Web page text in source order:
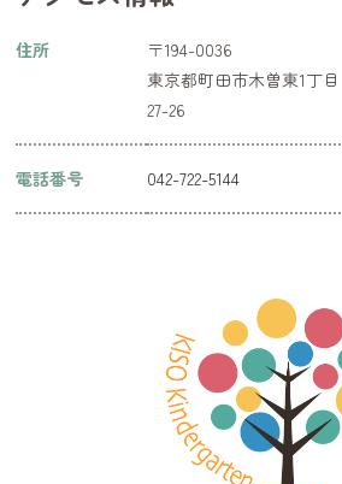
2026.07.09
7/9(木) 本日の給食メニューです。
本日は
マカロニの人参ドレッシングサラダ
2026.07.08
7/8(水) 本日の給食メニューです。
住所
〒194-0036
東京都町田市木曽東1丁目
27-26
電話番号 042-722-5144